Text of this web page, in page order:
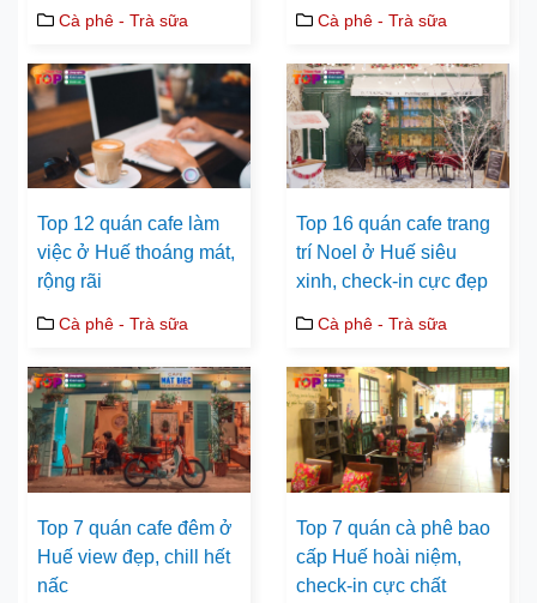
Cà phê - Trà sữa Cà phê - Trà sữa
Top 12 quán cafe làm
việc ở Huế thoáng mát,
rộng rãi
Cà phê - Trà sữa
Top 16 quán cafe trang
trí Noel ở Huế siêu
xinh, check-in cực đẹp
Cà phê - Trà sữa
Top 7 quán cafe đêm ở
Huế view đẹp, chill hết
nấc
Top 7 quán cà phê bao
cấp Huế hoài niệm,
check-in cực chất